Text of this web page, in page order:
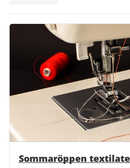
Sommaröppen